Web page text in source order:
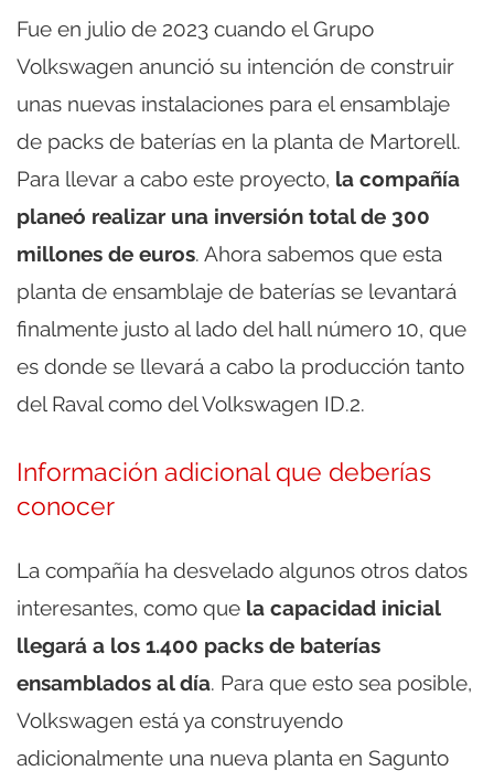
Fue en julio de 2023 cuando el Grupo
Volkswagen anunció su intención de construir
unas nuevas instalaciones para el ensamblaje
de packs de baterías en la planta de Martorell.
Para llevar a cabo este proyecto, la compañía
planeó realizar una inversión total de 300
millones de euros. Ahora sabemos que esta
planta de ensamblaje de baterías se levantará
finalmente justo al lado del hall número 10, que
es donde se llevará a cabo la producción tanto
del Raval como del Volkswagen ID.2.
Información adicional que deberías
conocer
La compañía ha desvelado algunos otros datos
interesantes, como que la capacidad inicial
llegará a los 1.400 packs de baterías
ensamblados al día. Para que esto sea posible,
Volkswagen está ya construyendo
adicionalmente una nueva planta en Sagunto